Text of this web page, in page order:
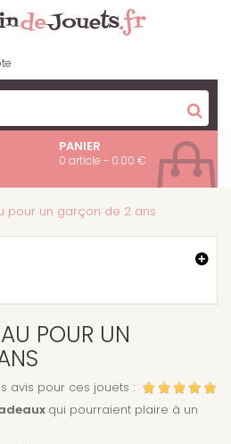
PANIER
0 article - 0.00 €
pour un garçon de 2 ans
POUR UN
avis pour ces jouets :
qui pourraient plaire à un